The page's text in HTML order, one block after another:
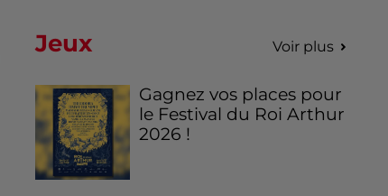
Jeux Voir plus
Gagnez vos places pour
le Festival du Roi Arthur
2026 !